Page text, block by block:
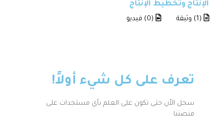
الإنتاج وتخطيط الإنتاج
(0) فيديو (1) وثيقة
تعرف على كل شيء أولاً!
سجل الاّن حتى تكون على العلم بأي مستجدات على
منصتنا